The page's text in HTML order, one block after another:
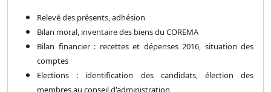
Relevé des présents, adhésion
Bilan moral, inventaire des biens du COREMA
Bilan financier : recettes et dépenses 2016, situation des
comptes
Elections : identification des candidats, élection des
membres au conseil d'administration